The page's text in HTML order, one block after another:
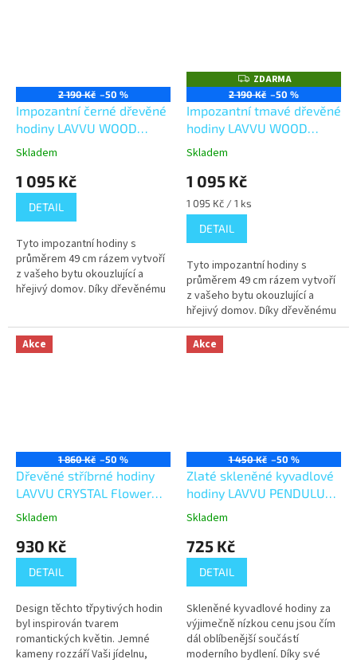
2 190 Kč –50 %
Impozantní černé dřevěné
hodiny LAVVU WOOD
LCT1182
Skladem
1 095 Kč
DETAIL
Tyto impozantní hodiny s
průměrem 49 cm rázem vytvoří
z vašeho bytu okouzlující a
hřejivý domov. Díky dřevěnému
design...
Z
D
A
R
M
A
ZDARMA
2 190 Kč –50 %
Impozantní tmavé dřevěné
hodiny LAVVU WOOD
LCT1180
Skladem
1 095 Kč
Měrná
cena:
1 095 Kč / 1 ks
DETAIL
Tyto impozantní hodiny s
průměrem 49 cm rázem vytvoří
z vašeho bytu okouzlující a
hřejivý domov. Díky dřevěnému
dekoru bude každá místnost
hned útulnější a působivý
design...
Akce
1 860 Kč –50 %
Dřevěné stříbrné hodiny
LAVVU CRYSTAL Flower
LCT1111
Skladem
930 Kč
DETAIL
Design těchto třpytivých hodin
byl inspirován tvarem
romantických květin. Jemné
kameny rozzáří Vaši jídelnu,
Akce
1 450 Kč –50 %
Zlaté skleněné kyvadlové
hodiny LAVVU PENDULUM
LCT3011
Skladem
725 Kč
DETAIL
Skleněné kyvadlové hodiny za
výjimečně nízkou cenu jsou čím
dál oblíbenější součástí
moderního bydlení. Díky své